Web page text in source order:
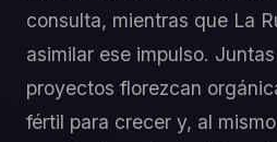
consulta, mientras que La
asimilar ese impulso.
proyectos florezcan
fértil para crecer y, al